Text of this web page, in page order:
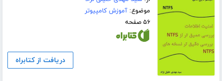
موضوع:آموزش کامپیوتر
۵۶ صفحه
دریافت از کتابراه